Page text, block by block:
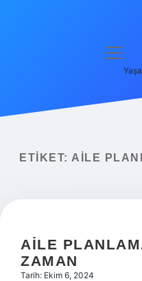
Yasal Uyarı
menüyü
ETIKET: AILE
AILE
ZAMAN
Tarih: Ekim 6, 2024